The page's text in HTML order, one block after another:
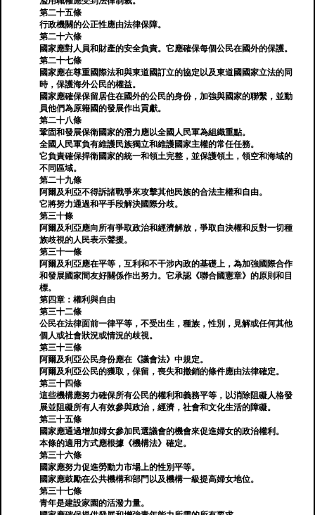
第二十五條
行政機關的公正性應由法律保障。
第二十六條
國家應對人員和財產的安全負責。它應確保每個公民在國外的保護。
第二十七條
國家應在尊重國際法和與東道國訂立的協定以及東道國國家立法的同
時，保護海外公民的權益。
國家應確保保留居住在國外的公民的身份，加強與國家的聯繫，並動
員他們為原籍國的發展作出貢獻。
第二十八條
鞏固和發展保衛國家的潛力應以全國人民軍為組織重點。
全國人民軍負有維護民族獨立和維護國家主權的常任任務。
它負責確保捍衛國家的統一和領土完整，並保護領土，領空和海域的
不同區域。
第二十九條
阿爾及利亞不得訴諸戰爭來攻擊其他民族的合法主權和自由。
它將努力通過和平手段解決國際分歧。
第三十條
阿爾及利亞應向所有爭取政治和經濟解放，爭取自決權和反對一切種
族歧視的人民表示聲援。
第三十一條
阿爾及利亞應在平等，互利和不干涉內政的基礎上，為加強國際合作
和發展國家間友好關係作出努力。它承認《聯合國憲章》的原則和目
標。
第四章：權利與自由
第三十二條
公民在法律面前一律平等，不受出生，種族，性別，見解或任何其他
個人或社會狀況或情況的歧視。
第三十三條
阿爾及利亞公民身份應在《議會法》中規定。
阿爾及利亞公民的獲取，保留，喪失和撤銷的條件應由法律確定。
第三十四條
這些機構應努力確保所有公民的權利和義務平等，以消除阻礙人格發
展並阻礙所有人有效參與政治，經濟，社會和文化生活的障礙。
第三十五條
國家應通過增加婦女參加民選議會的機會來促進婦女的政治權利。
本條的適用方式應根據《機構法》確定。
第三十六條
國家應努力促進勞動力市場上的性別平等。
國家應鼓勵在公共機構和部門以及機構一級提高婦女地位。
第三十七條
青年是建設家園的活潑力量。